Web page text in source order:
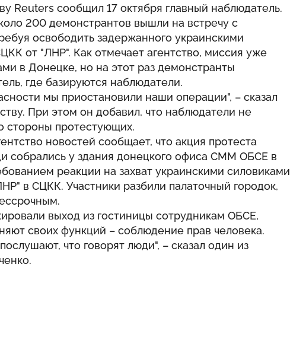
Reuters сообщил 17 октября главный наблюдатель.
200 демонстрантов вышли на встречу с
освободить задержанного украинскими
от "ЛНР". Как отмечает агентство, миссия уже
в Донецке, но на этот раз демонстранты
где базируются наблюдатели.
мы приостановили наши операции", – сказал
При этом он добавил, что наблюдатели не
стороны протестующих.
новостей сообщает, что акция протеста
собрались у здания донецкого офиса СММ ОБСЕ в
реакции на захват украинскими силовиками
в СЦКК. Участники разбили палаточный городок,
выход из гостиницы сотрудникам ОБСЕ,
своих функций – соблюдение прав человека.
что говорят люди", – сказал один из